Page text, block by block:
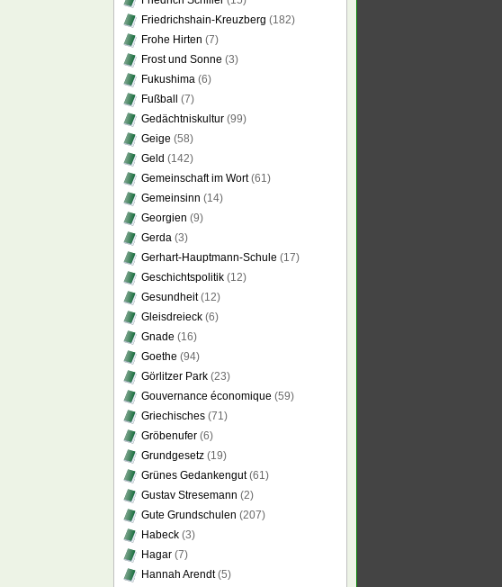
Friedrichshain-Kreuzberg (182)
Frohe Hirten (7)
Frost und Sonne (3)
Fukushima (6)
Fußball
(7)
Gedächtniskultur (99)
Geige (58)
Geld (142)
Gemeinschaft im Wort(61)
Gemeinsinn (14)
Georgien (9)
Gerda (3)
Gerhart-Hauptmann-Schule (17)
Geschichtspolitik (12)
Gesundheit(12)
Gleisdreieck (6)
Gnade (16)
Goethe (94)
Görlitzer Park (23)
Gouvernance économique (59)
Griechisches (71)
Gröbenufer (6)
Grundgesetz (19)
Grünes Gedankengut(61)
Gustav Stresemann (2)
Gute Grundschulen (207)
Habeck (3)
Hagar (7)
Hannah Arendt(5)